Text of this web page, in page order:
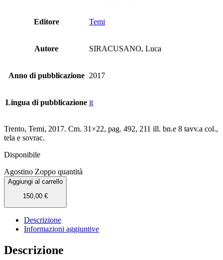
Editore Temi
Autore SIRACUSANO, Luca
Anno di pubblicazione 2017
Lingua di pubblicazione it
Trento, Temi, 2017. Cm. 31×22, pag. 492, 211 ill. bn.e 8 tavv.a col.,
tela e sovrac.
Disponibile
Agostino Zoppo quantità
Aggiungi al carrello
150,00 €
Descrizione
Informazioni aggiuntive
Descrizione